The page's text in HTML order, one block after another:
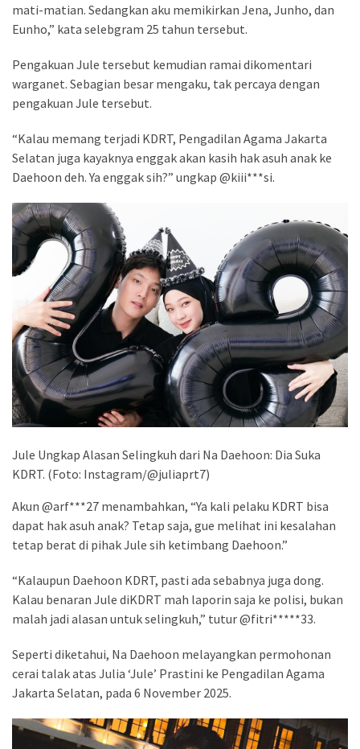
Uncategorized
(9)
mati-matian. Sedangkan aku memikirkan Jena, Junho, dan
Eunho,” kata selebgram 25 tahun tersebut.
Pengakuan Jule tersebut kemudian ramai dikomentari
warganet. Sebagian besar mengaku, tak percaya dengan
pengakuan Jule tersebut.
“Kalau memang terjadi KDRT, Pengadilan Agama Jakarta
Selatan juga kayaknya enggak akan kasih hak asuh anak ke
Daehoon deh. Ya enggak sih?” ungkap @kiii***si.
Jule Ungkap Alasan Selingkuh dari Na Daehoon: Dia Suka
KDRT. (Foto: Instagram/@juliaprt7)
Akun @arf***27 menambahkan, “Ya kali pelaku KDRT bisa
dapat hak asuh anak? Tetap saja, gue melihat ini kesalahan
tetap berat di pihak Jule sih ketimbang Daehoon.”
“Kalaupun Daehoon KDRT, pasti ada sebabnya juga dong.
Kalau benaran Jule diKDRT mah laporin saja ke polisi, bukan
malah jadi alasan untuk selingkuh,” tutur @fitri*****33.
Seperti diketahui, Na Daehoon melayangkan permohonan
cerai talak atas Julia ‘Jule’ Prastini ke Pengadilan Agama
Jakarta Selatan, pada 6 November 2025.